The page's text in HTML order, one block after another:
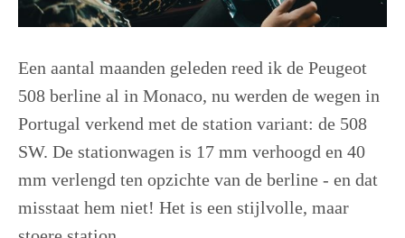
Een aantal maanden geleden reed ik de Peugeot
508 berline al in Monaco, nu werden de wegen in
Portugal verkend met de station variant: de 508
SW. De stationwagen is 17 mm verhoogd en 40
mm verlengd ten opzichte van de berline - en dat
misstaat hem niet! Het is een stijlvolle, maar